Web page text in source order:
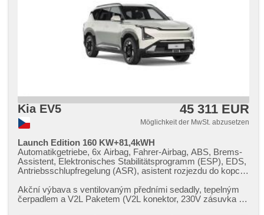
Kia EV5 45 311 EUR
Möglichkeit der MwSt. abzusetzen
Launch Edition 160 KW+81,4kWH
Automatikgetriebe, 6x Airbag, Fahrer-Airbag, ABS, Brems-
Assistent, Elektronisches Stabilitätsprogramm (ESP), EDS,
Antriebsschlupfregelung (ASR), asistent rozjezdu do kopce
jízdního pruhu, asistent jízdy v jízdním pruhu, Überwachung
der Ermüdung des Fahrers, automatisch im Berg bremsen ,
Akční výbava s ventilovaným předními sedadly,​ tepelným
čerpadlem a V2L Paketem (V2L konektor,​ 230V zásuvka na